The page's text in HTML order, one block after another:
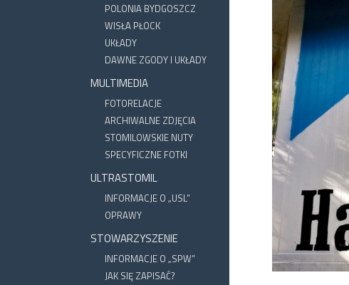
POLONIA BYDGOSZCZ
WISŁA PŁOCK
UKŁADY
DAWNE ZGODY I UKŁADY
MULTIMEDIA
FOTORELACJE
ARCHIWALNE ZDJĘCIA
STOMILOWSKIE NUTY
SPECYFICZNE FOTKI
ULTRASTOMIL
INFORMACJE O „USL”
OPRAWY
STOWARZYSZENIE
INFORMACJE O „SPW”
JAK SIĘ ZAPISAĆ?